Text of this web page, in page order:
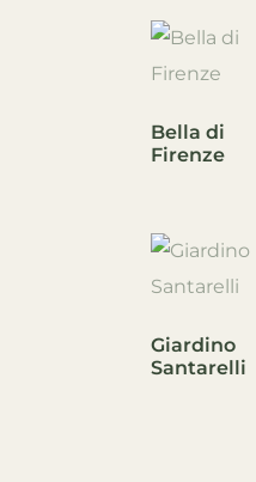
Bella di
Firenze
Giardino
Santarelli